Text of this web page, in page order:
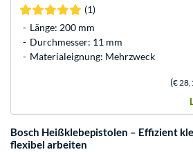
(1)
Länge: 200 mm
Durchmesser: 11 mm
Materialeignung: Mehrzweck
(€
Bosch Heißklebepistolen – Effizient
flexibel arbeiten